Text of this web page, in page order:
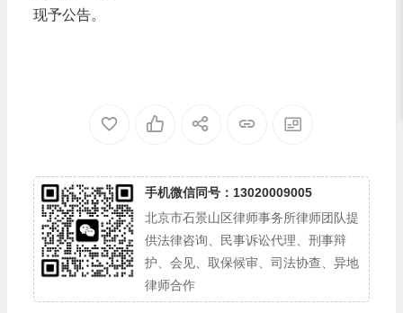
现予公告。
手机微信同号：13020009005
北京市石景山区律师事务所律师团队提
供法律咨询、民事诉讼代理、刑事辩
护、会见、取保候审、司法协查、异地
律师合作